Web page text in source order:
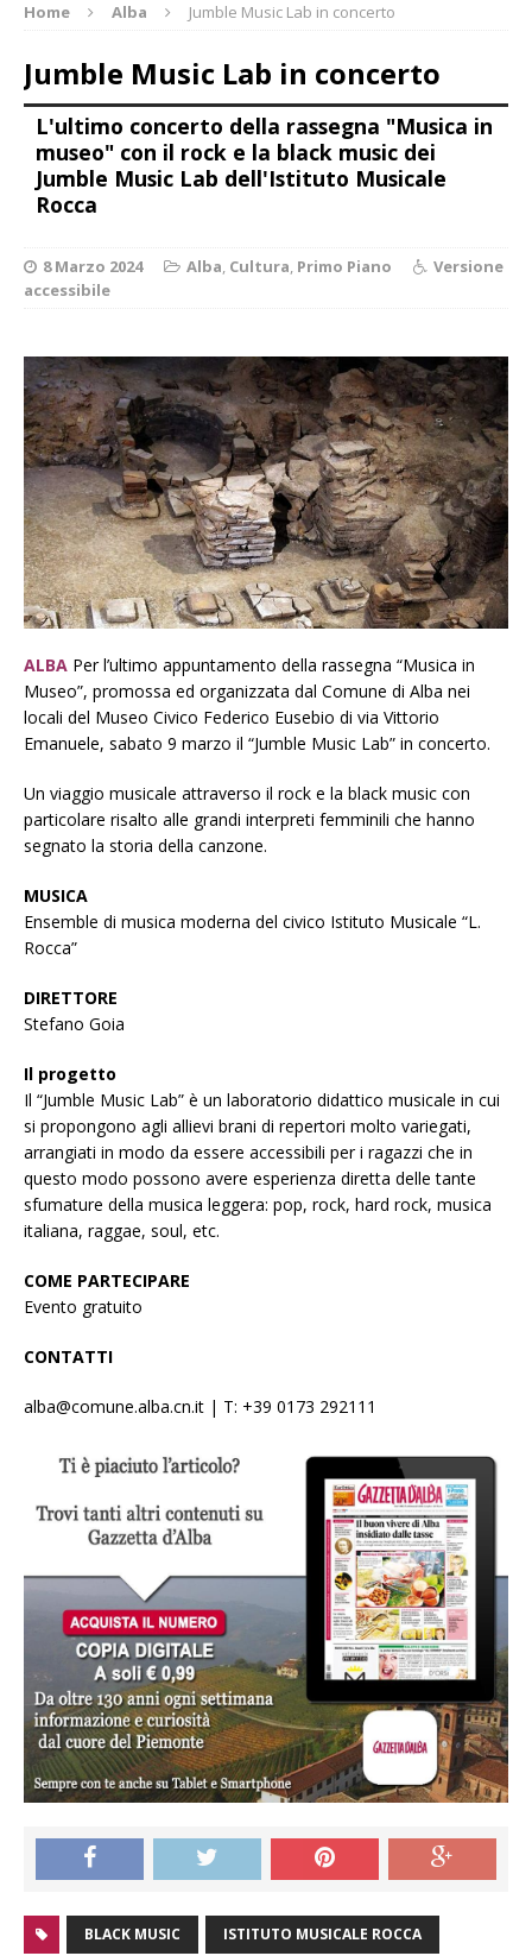
Home Alba Jumble Music Lab in concerto
Jumble Music Lab in concerto
L'ultimo concerto della rassegna "Musica in
museo" con il rock e la black music dei
Jumble Music Lab dell'Istituto Musicale
Rocca
8 Marzo 2024 Alba, Cultura, Primo Piano
Versione
accessibile
ALBA Per l’ultimo appuntamento della rassegna “Musica in
Museo”, promossa ed organizzata dal Comune di Alba nei
locali del Museo Civico Federico Eusebio di via Vittorio
Emanuele, sabato 9 marzo il “Jumble Music Lab” in concerto.
Un viaggio musicale attraverso il rock e la black music con
particolare risalto alle grandi interpreti femminili che hanno
segnato la storia della canzone.
MUSICA
Ensemble di musica moderna del civico Istituto Musicale “L.
Rocca”
DIRETTORE
Stefano Goia
Il progetto
Il “Jumble Music Lab” è un laboratorio didattico musicale in cui
si propongono agli allievi brani di repertori molto variegati,
arrangiati in modo da essere accessibili per i ragazzi che in
questo modo possono avere esperienza diretta delle tante
sfumature della musica leggera: pop, rock, hard rock, musica
italiana, raggae, soul, etc.
COME PARTECIPARE
Evento gratuito
CONTATTI
alba@comune.alba.cn.it | T: +39 0173 292111
BLACK MUSIC ISTITUTO MUSICALE ROCCA